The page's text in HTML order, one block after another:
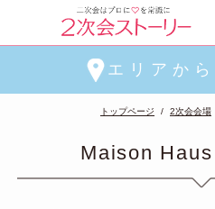
エリアか
トップページ 2次会会場
Maison